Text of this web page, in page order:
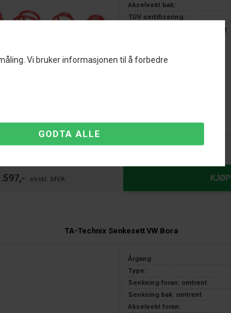
Vi bruker informasjonen til å forbedre
Akselvekt bak:
TÜV sertifisering:
3 års garanti kun hos Nardocar
1.9TDI/2.3 V5/2.8l V6 4/Motion/without variant
KJØP
TA-Technix Senkesett VW Bora
Årgang:
Type:
Senkning foran: omtrent
Senkning bak: omtrent
Akselvekt foran: